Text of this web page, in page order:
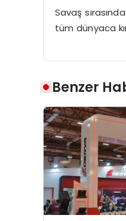
Savaş
tüm dünyaca
Benzer